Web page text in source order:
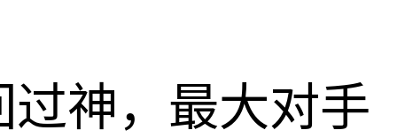
神，最大对手